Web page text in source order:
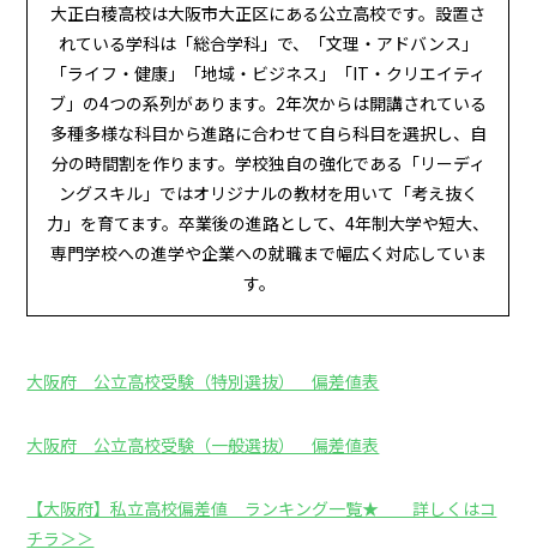
大正白稜高校は大阪市大正区にある公立高校です。設置さ
れている学科は「総合学科」で、「文理・アドバンス」
「ライフ・健康」「地域・ビジネス」「IT・クリエイティ
ブ」の4つの系列があります。2年次からは開講されている
多種多様な科目から進路に合わせて自ら科目を選択し、自
分の時間割を作ります。学校独自の強化である「リーディ
ングスキル」ではオリジナルの教材を用いて「考え抜く
力」を育てます。卒業後の進路として、4年制大学や短大、
専門学校への進学や企業への就職まで幅広く対応していま
す。
大阪府 公立高校受験（特別選抜） 偏差値表
大阪府 公立高校受験（一般選抜） 偏差値表
【大阪府】私立高校偏差値 ランキング一覧★ 詳しくはコ
チラ＞＞